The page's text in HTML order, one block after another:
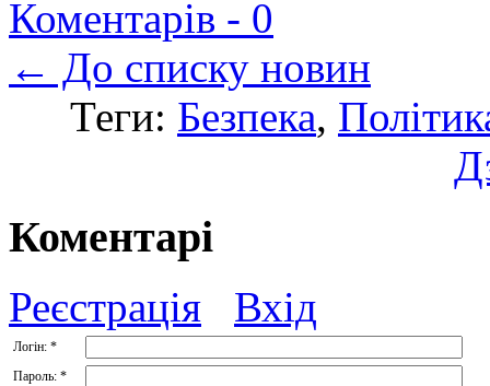
Коментарів - 0
← До списку новин
Теги: Безпека,
Коментарі
Реєстрація Вхід
Логін: *
Пароль: *